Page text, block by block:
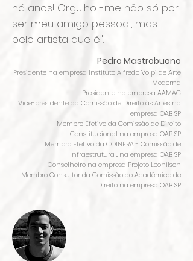
há anos! Orgulho -me não só por
ser meu amigo pessoal, mas
pelo artista que é".
Pedro Mastrobuono
Presidente na empresa Instituto Alfredo Volpi de Arte
Moderna
Presidente na empresa AAMAC
Vice-presidente da Comissão de Direito às Artes na
empresa OAB SP
Membro Efetivo da Comissão de Direito
Constitucional na empresa OAB SP
Membro Efetivo da COINFRA - Comissão de
Infraestrutura,... na empresa OAB SP
Conselheiro na empresa Projeto Leonilson
Membro Consultor da Comissão do Acadêmico de
Direito na empresa OAB SP